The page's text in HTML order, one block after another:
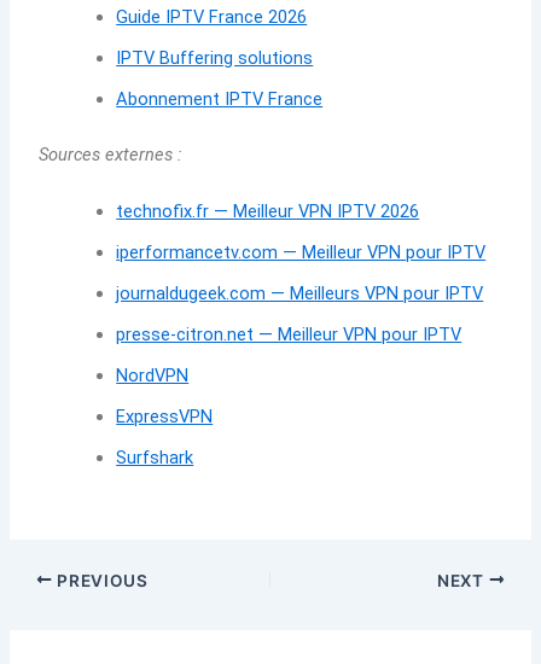
Guide IPTV France 2026
IPTV Buffering solutions
Abonnement IPTV France
Sources externes :
technofix.fr — Meilleur VPN IPTV 2026
iperformancetv.com — Meilleur VPN pour IPTV
journaldugeek.com — Meilleurs VPN pour IPTV
presse-citron.net — Meilleur VPN pour IPTV
NordVPN
ExpressVPN
Surfshark
PREVIOUS NEXT